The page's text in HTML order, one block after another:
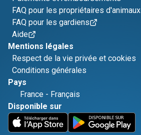
FAQ pour les propriétaires d'animaux
FAQ pour les gardiens
Aide
Mentions légales
Respect de la vie privée et cookies
Conditions générales
Pays
France - Français
Disponible sur